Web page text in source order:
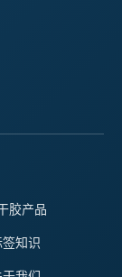
胶产品
知识